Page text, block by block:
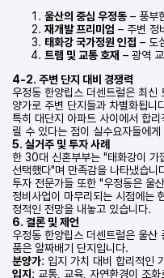
울산의 중심 우정동 – 풍부
재개발 프리미엄 – 주변 정
태화강 국가정원 인접 – 도
트램 및 교통 호재 – 광역
4-2. 주변 단지 대비 경쟁력
우정동 한양립스 더센트럴은 최신
양가로 주변 단지들과 차별화됩니
특히 대단지 아파트 사이에서 합
릴 수 있다는 점이 실수요자들에
5. 실거주 및 투자 사례
한 30대 신혼부부는 "태화강이 가
선택했다"며 만족감을 나타냈습니
투자 전문가들 또한 "우정동은 울
정비사업이 마무리되는 시점에는
정적인 전망을 내놓고 있습니다.
6. 결론 및 제언
우정동 한양립스 더센트럴은 울산
품은 알짜배기 단지입니다.
분양가: 입지 가치 대비 합리적인
입지 : 교통, 교육, 자연환경이 조화